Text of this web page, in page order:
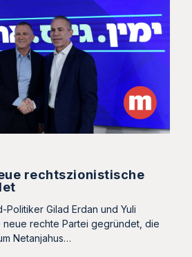
rechtszionistische
Politiker Gilad Erdan und Yuli
neue rechte Partei gegründet, die
Netanjahus…